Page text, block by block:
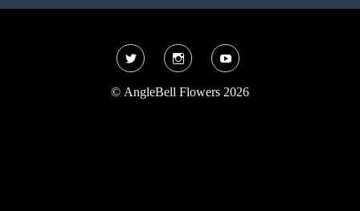
© AngleBell Flowers 2026